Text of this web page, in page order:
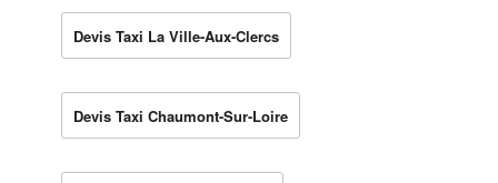
Devis Taxi La Ville-Aux-Clercs
Devis Taxi Chaumont-Sur-Loire